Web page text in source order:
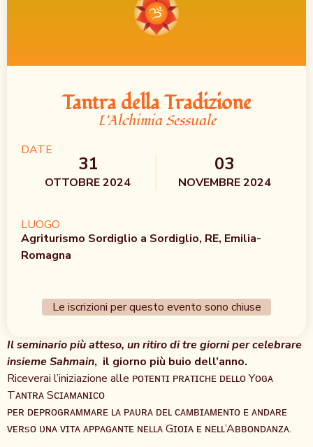
Il seminario più atteso, un ritiro di tre giorni per celebrare
insieme Sahmain, il giorno più buio dell’anno.
Riceverai l’iniziazione alle ᴘᴏᴛᴇɴᴛɪ ᴘʀᴀᴛɪᴄʜᴇ ᴅᴇʟʟᴏ Yᴏɢᴀ
Tᴀɴᴛʀᴀ Sᴄɪᴀᴍᴀɴɪᴄᴏ
ᴘᴇʀ ᴅᴇᴘʀᴏɢʀᴀᴍᴍᴀʀᴇ ʟᴀ ᴘᴀᴜʀᴀ ᴅᴇʟ ᴄᴀᴍʙɪᴀᴍᴇɴᴛᴏ ᴇ ᴀɴᴅᴀʀᴇ
ᴠᴇʀsᴏ ᴜɴᴀ ᴠɪᴛᴀ ᴀᴘᴘᴀɢᴀɴᴛᴇ ɴᴇʟʟᴀ Gɪᴏɪᴀ ᴇ ɴᴇʟʟ’Aʙʙᴏɴᴅᴀɴᴢᴀ.
Tantra della Tradizione
L'Alchimia Sessuale
DATE
31
OTTOBRE 2024
03
NOVEMBRE 2024
LUOGO
Agriturismo Sordiglio a Sordiglio, RE, Emilia-
Romagna
Le iscrizioni per questo evento sono chiuse